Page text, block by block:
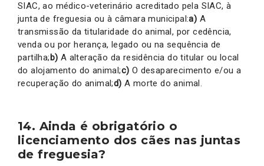
SIAC, ao médico-veterinário acreditado pela SIAC, à
junta de freguesia ou à câmara municipal:a) A
transmissão da titularidade do animal, por cedência,
venda ou por herança, legado ou na sequência de
partilha;b) A alteração da residência do titular ou local
do alojamento do animal;c) O desaparecimento e/ou a
recuperação do animal;d) A morte do animal.
14. Ainda é obrigatório o
licenciamento dos cães nas juntas
de freguesia?